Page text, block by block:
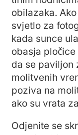
obilazaka.
svjetlo za
kada sunce
obasja
da se paviljon
molitvenih
poziva na
ako su vrata
Odjenite se